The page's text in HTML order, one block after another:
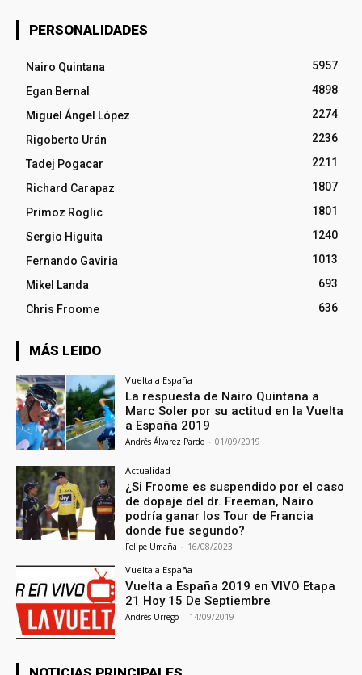
PERSONALIDADES
Nairo Quintana
5957
Egan Bernal
4898
Miguel Ángel López
2274
Rigoberto Urán
2236
Tadej Pogacar
2211
Richard Carapaz
1807
Primoz Roglic
1801
Sergio Higuita
1240
Fernando Gaviria
1013
Mikel Landa
693
Chris Froome
636
MÁS LEIDO
Vuelta a España
La respuesta de Nairo Quintana a
Marc Soler por su actitud en la Vuelta
a España 2019
Andrés Álvarez Pardo - 01/09/2019
Actualidad
¿Si Froome es suspendido por el caso
de dopaje del dr. Freeman, Nairo
podría ganar los Tour de Francia
donde fue segundo?
Felipe Umaña - 16/08/2023
Vuelta a España
Vuelta a España 2019 en VIVO Etapa
21 Hoy 15 De Septiembre
Andrés Urrego - 14/09/2019